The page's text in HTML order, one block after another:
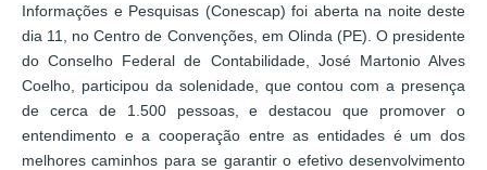
Informações e Pesquisas (Conescap) foi aberta na noite deste
dia 11, no Centro de Convenções, em Olinda (PE). O presidente
do Conselho Federal de Contabilidade, José Martonio Alves
Coelho, participou da solenidade, que contou com a presença
de cerca de 1.500 pessoas, e destacou que promover o
entendimento e a cooperação entre as entidades é um dos
melhores caminhos para se garantir o efetivo desenvolvimento